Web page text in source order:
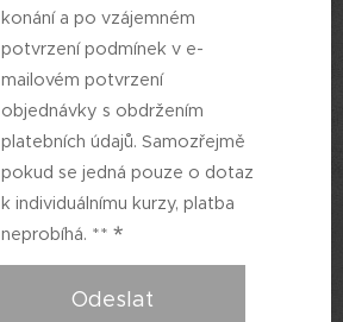
konání a po vzájemném
potvrzení podmínek v e-
mailovém potvrzení
objednávky s obdržením
platebních údajů. Samozřejmě
pokud se jedná pouze o dotaz
k individuálnímu kurzy, platba
neprobíhá. **
Odeslat